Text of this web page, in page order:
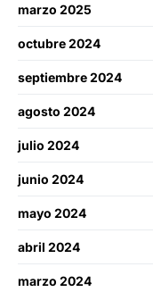
marzo 2025
octubre 2024
septiembre 2024
agosto 2024
julio 2024
junio 2024
mayo 2024
abril 2024
marzo 2024